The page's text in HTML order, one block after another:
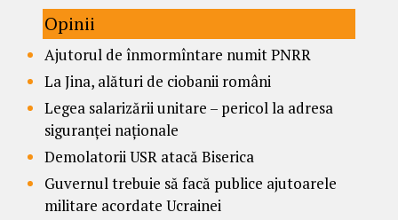
Opinii
Ajutorul de înmormîntare numit PNRR
La Jina, alături de ciobanii români
Legea salarizării unitare – pericol la adresa
siguranței naționale
Demolatorii USR atacă Biserica
Guvernul trebuie să facă publice ajutoarele
militare acordate Ucrainei